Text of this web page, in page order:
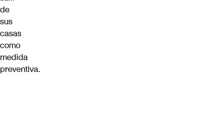
de
sus
casas
como
medida
preventiva.